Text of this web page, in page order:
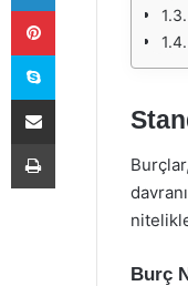
Burç
Pinterest
Skype
E-Posta ile paylaş